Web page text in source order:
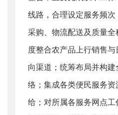
线路，合理设定服务频
采购、物流配送及质量
度整合农产品上行销售
向渠道；统筹布局并构
络；集成各类便民服务
给；对所属各服务网点工